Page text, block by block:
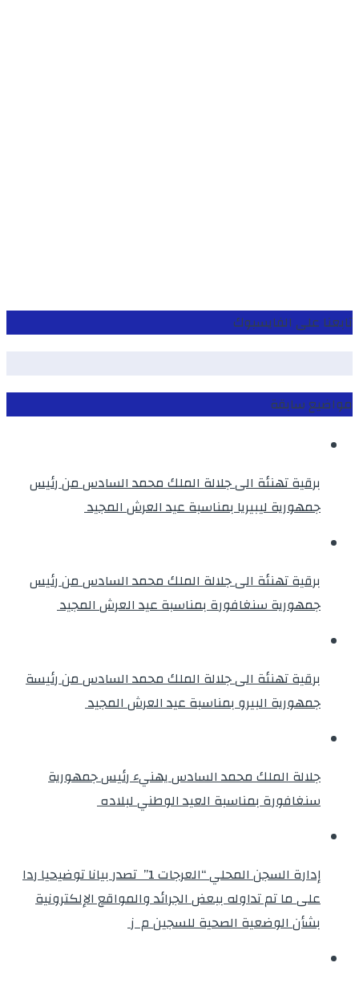
تابعنا على الفايسبوك
مواضيع سابقة
برقية تهنئة الى جلالة الملك محمد السادس من رئيس
جمهورية ليبيريا بمناسبة عيد العرش المجيد
برقية تهنئة الى جلالة الملك محمد السادس من رئيس
جمهورية سنغافورة بمناسبة عيد العرش المجيد
برقية تهنئة الى جلالة الملك محمد السادس من رئيسة
جمهورية البيرو بمناسبة عيد العرش المجيد
جلالة الملك محمد السادس يهنيء رئيس جمهورية
سنغافورة بمناسبة العيد الوطني لبلاده
إدارة السجن المحلي “العرجات 1” تصدر بيانا توضيحيا ردا
على ما تم تداوله ببعض الجرائد والمواقع الإلكترونية
بشأن الوضعية الصحية للسجين م ز